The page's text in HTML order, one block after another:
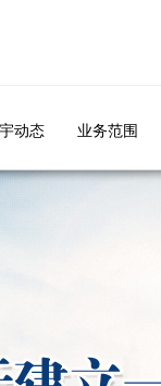
动态 业务范围